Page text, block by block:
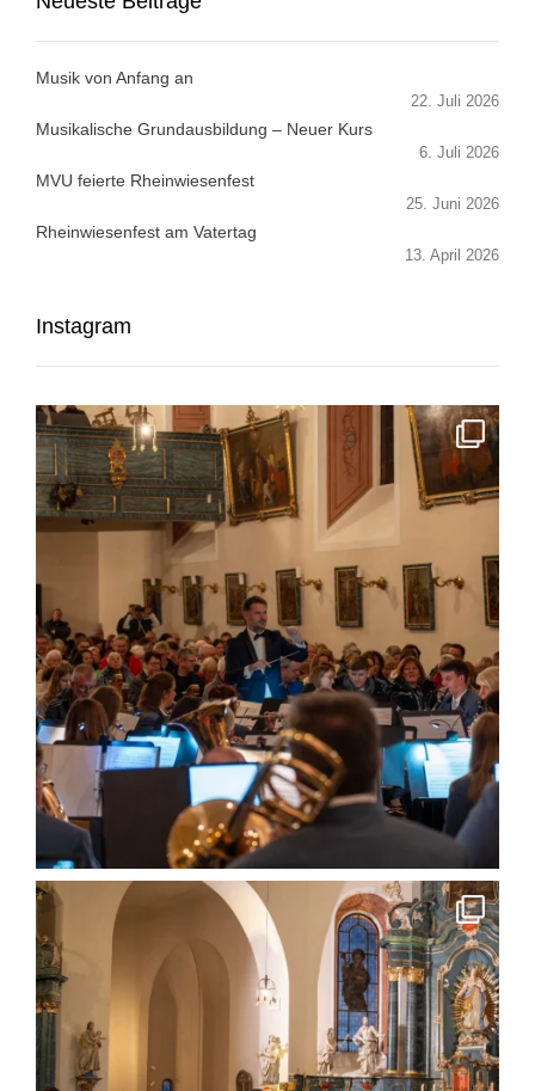
Musik von Anfang an
22. Juli 2026
Musikalische Grundausbildung – Neuer Kurs
6. Juli 2026
MVU feierte Rheinwiesenfest
25. Juni 2026
Rheinwiesenfest am Vatertag
13. April 2026
Instagram